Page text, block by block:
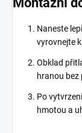
Naneste
vyrovnejte
Obklad
hranou bez
Po
hmotou a